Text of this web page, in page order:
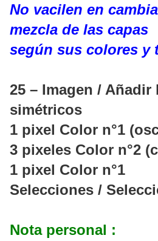
No vacilen en
mezcla de las capas
según sus colores y
25 – Imagen / Añadir
simétricos
1 pixel Color n°1
3 pixeles Color n°2
1 pixel Color n°1
Selecciones /
Nota personal :